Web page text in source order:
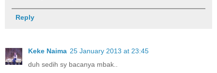
Reply
Keke Naima 25 January 2013 at 23:45
duh sedih sy bacanya mbak..